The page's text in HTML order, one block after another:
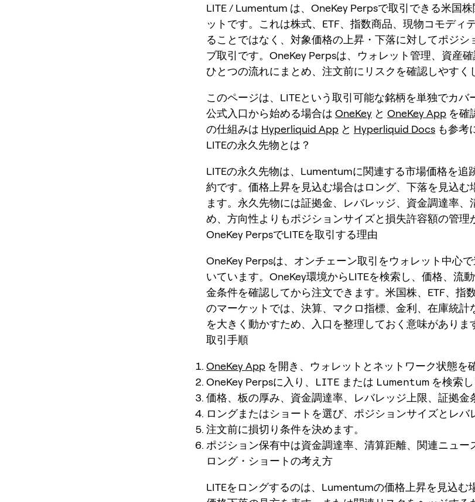
LITE / Lumentum は、OneKey Perpsで取引できる米国
ットです。これは株式、ETF、指数商品、現物コモディ
ることではなく、対象価格の上昇・下落に対してポジシ
ブ取引です。OneKey Perpsは、ウォレット管理、資産
ひとつの流れにまとめ、注文前にリスクを確認しやすく
このページは、LITEという取引可能な銘柄を単独でカバ
公式入口から始める場合は OneKey と OneKey App を確
の仕組みは Hyperliquid App と Hyperliquid Docs も参考
LITEの永久先物とは？
LITEの永久先物は、Lumentumに関連する市場価格を追
約です。価格上昇を見込む場合はロング、下落を見込む
ます。永久先物には証拠金、レバレッジ、資金調達率、
め、方向性よりもポジションサイズと損失許容額の管理
OneKey PerpsでLITEを取引する理由
OneKey Perpsは、オンチェーン取引をウォレット中心
いています。OneKey環境からLITEを検索し、価格、流
金条件を確認してから注文できます。米国株、ETF、指
のマーケットでは、決算、マクロ指標、金利、在庫統計
を大きく動かすため、入口を整理しておく意味がありま
取引手順
OneKey App を開き、ウォレットとネットワーク状態を
OneKey Perpsに入り、 LITE または Lumentum を検索し
価格、板の厚み、資金調達率、レバレッジ上限、証拠金
ロングまたはショートを選び、ポジションサイズとレバ
注文前に損切り条件を決めます。
ポジション保有中は資金調達率、清算距離、関連ニュー
ロング・ショートの考え方
LITEをロングするのは、Lumentumの価格上昇を見込む